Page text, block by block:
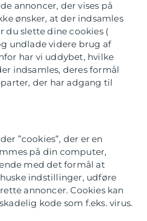
annoncer, der vises på
ønsker, at der indsamles
du slette dine cookies (
undlade videre brug af
har vi uddybet, hvilke
indsamles, deres formål
der har adgang til
”cookies”, der er en
på din computer,
med det formål at
indstillinger, udføre
annoncer. Cookies kan
kode som f.eks. virus.